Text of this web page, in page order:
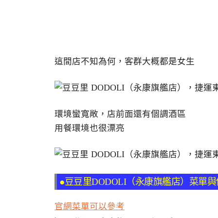
這間店不知為何，客群大概都是女生
環境蠻寬敞，店前面還有個調酒區
用餐環境也很漂亮
●豆豆里DODOLI（永康旗艦店）菜單
官網菜單可以參考